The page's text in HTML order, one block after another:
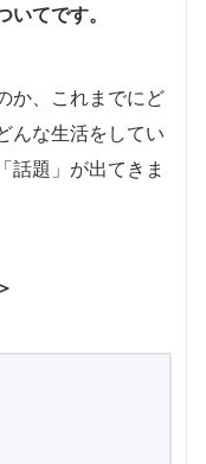
てです。
か、これまでにど
んな生活をしてい
話題」が出てきま